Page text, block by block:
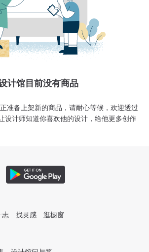
计馆目前没有商品
准备上架新的商品，请耐心等候，欢迎透过
设计师知道你喜欢他的设计，给他更多创作
志 找灵感 逛橱窗